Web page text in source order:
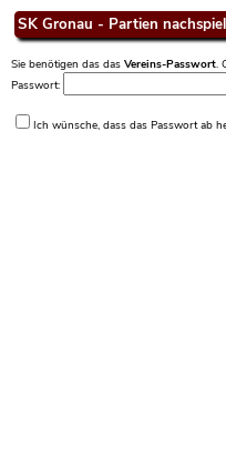
SK Gronau - Partien
Sie benötigen das das Vereins-Passwort.
Passwort:
Ich wünsche, dass das Passwort ab